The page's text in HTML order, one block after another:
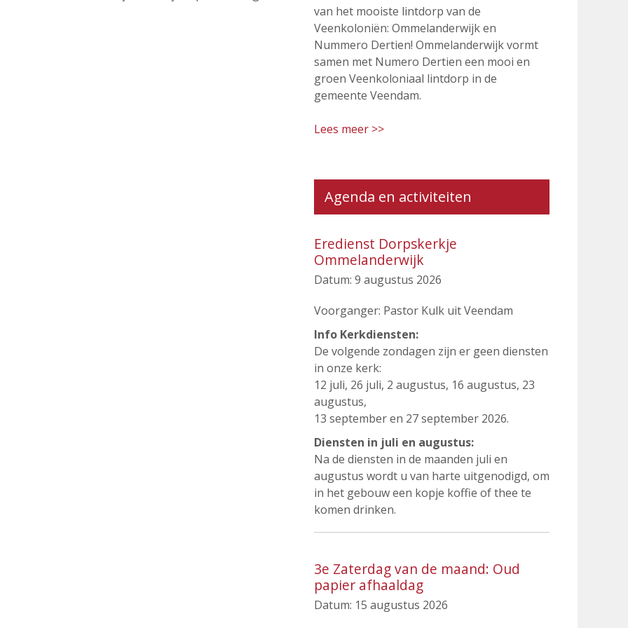
van het mooiste lintdorp van de
Veenkoloniën: Ommelanderwijk en
Nummero Dertien! Ommelanderwijk vormt
samen met Numero Dertien een mooi en
groen Veenkoloniaal lintdorp in de
gemeente Veendam.
Lees meer >>
Agenda en activiteiten
Eredienst Dorpskerkje
Ommelanderwijk
Datum: 9 augustus 2026
Voorganger: Pastor Kulk uit Veendam
Info Kerkdiensten:
De volgende zondagen zijn er geen diensten
in onze kerk:
12 juli, 26 juli, 2 augustus, 16 augustus, 23
augustus,
13 september en 27 september 2026.
Diensten in juli en augustus:
Na de diensten in de maanden juli en
augustus wordt u van harte uitgenodigd, om
in het gebouw een kopje koffie of thee te
komen drinken.
3e Zaterdag van de maand: Oud
papier afhaaldag
Datum: 15 augustus 2026